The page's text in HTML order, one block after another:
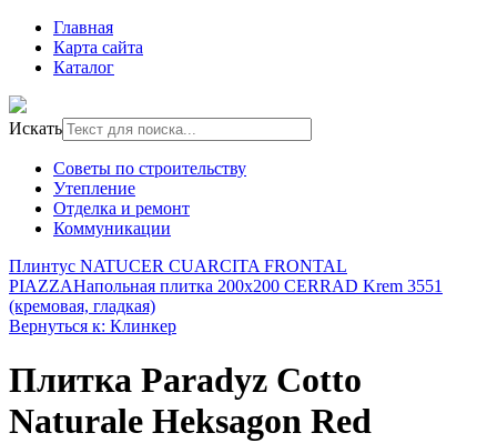
Главная
Карта сайта
Каталог
Искать
Советы по строительству
Утепление
Отделка и ремонт
Коммуникации
Плинтус NATUCER CUARCITA FRONTAL
PIAZZAНапольная плитка 200x200 CERRAD Krem 3551
(кремовая, гладкая)
Вернуться к: Клинкер
Плитка Paradyz Cotto
Naturale Heksagon Red